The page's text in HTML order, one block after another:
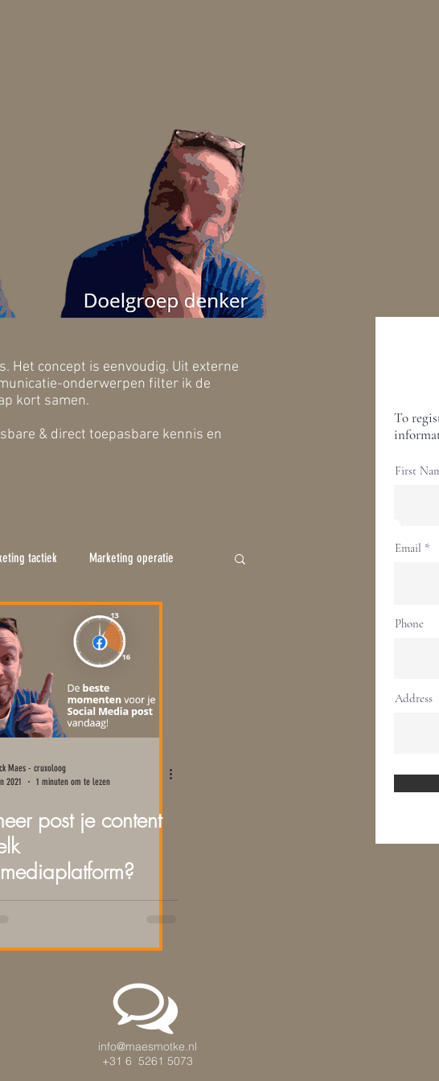
Het concept is eenvoudig. Uit externe
onderwerpen filter ik de
kort samen.
& direct toepasbare kennis en
tactiek Marketing operatie
Maes - cruxoloog
2021
1 minuten om te lezen
post je content
To
First
Email
Phone
Address
info@maesmotke.nl
+31 6 5261 5073